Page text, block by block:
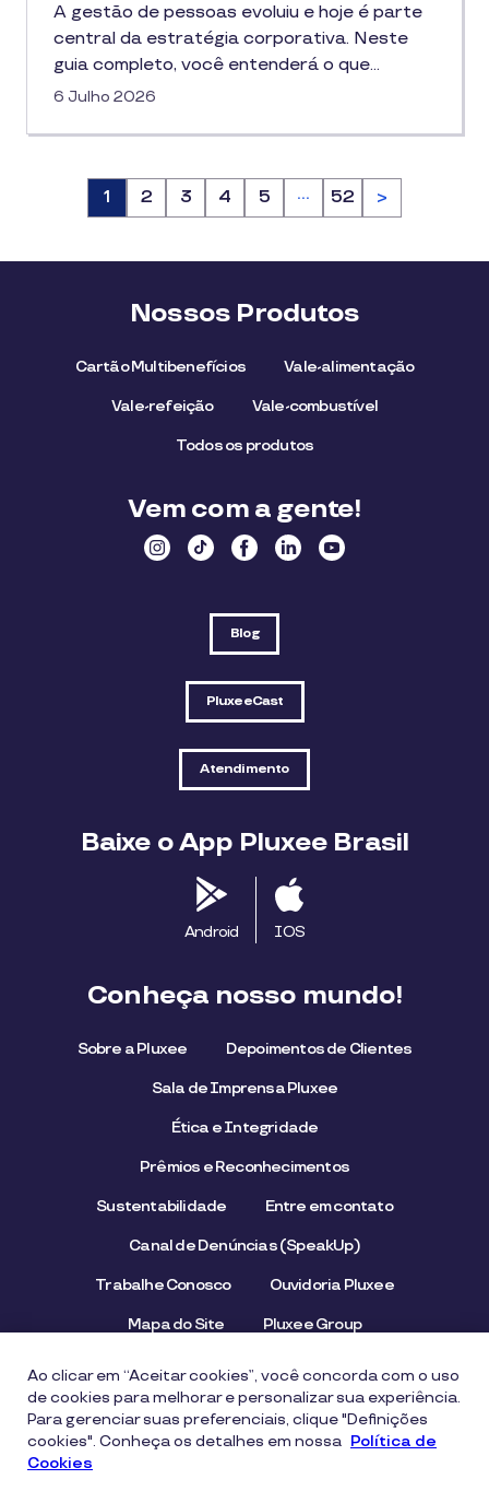
A gestão de pessoas evoluiu e hoje é parte
central da estratégia corporativa. Neste
guia completo, você entenderá o que…
6 Julho 2026
Página
1 Página
2 Página
3 Página
4 Página
5 … Página
52 >
Nossos Produtos
Cartão Multibenefícios Vale-alimentação
Vale-refeição Vale-combustível
Todos os produtos
Vem com a gente!
Blog
PluxeeCast
Atendimento
Baixe o App Pluxee Brasil
Android IOS
Conheça nosso mundo!
Sobre a Pluxee Depoimentos de Clientes
Sala de Imprensa Pluxee
Ética e Integridade
Prêmios e Reconhecimentos
Sustentabilidade Entre em contato
Canal de Denúncias (SpeakUp)
Trabalhe Conosco Ouvidoria Pluxee
Mapa do Site Pluxee Group
Aviso de Privacidade Termos de uso
Ao clicar em “Aceitar cookies”, você concorda com o uso
de cookies para melhorar e personalizar sua experiência.
Para gerenciar suas preferenciais, clique "Definições
cookies". Conheça os detalhes em nossa Política de
Cookies